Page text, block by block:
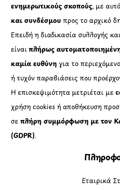
ενημερωτικούς σκοπούς, με
και συνδέσμου προς το αρχικό
Επειδή η διαδικασία συλλογής
είναιπλήρως
καμία ευθύνη για το
ή τυχόν παραβιάσεις που
Η επισκεψιμότητα μετριέται με
χρήση cookies ή αποθήκευση
σεπλήρη συμμόρφωση με τον
(GDPR).
Εταιρικά